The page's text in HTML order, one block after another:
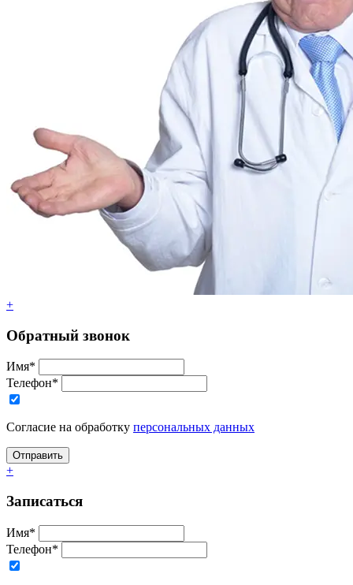
+
Обратный звонок
Имя*
Телефон*
Согласие на обработку персональных данных
+
Записаться
Имя*
Телефон*